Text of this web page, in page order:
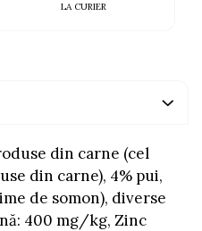
LA CURIER
din carne (cel
din carne), 4% pui,
de somon), diverse
400 mg/kg, Zinc